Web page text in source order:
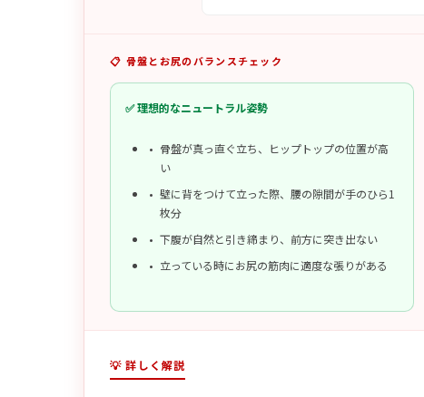
📋 骨盤とお尻のバランスチェック
✅ 理想的なニュートラル姿勢
骨盤が真っ直ぐ立ち、ヒップトップの位置が高
い
壁に背をつけて立った際、腰の隙間が手のひら1
枚分
下腹が自然と引き締まり、前方に突き出ない
立っている時にお尻の筋肉に適度な張りがある
💡 詳しく解説